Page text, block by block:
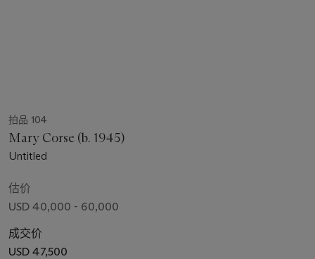
拍品 104
Mary Corse (b. 1945)
Untitled
估价
USD 40,000 - 60,000
成交价
USD 47,500